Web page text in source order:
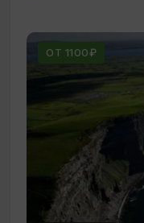
ОТ 1100₽